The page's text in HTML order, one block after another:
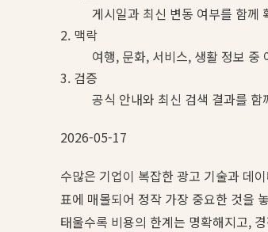
게시일과 최신 변동 여부를 함께
2. 맥락
여행, 문화, 서비스, 생활 정보 중
3. 검증
공식 안내와 최신 검색 결과를 함
2026-05-17
수많은 기업이 복잡한 광고 기술과 데
표에 매몰되어 정작 가장 중요한 것을
태울수록 비용의 한계는 명확해지고,